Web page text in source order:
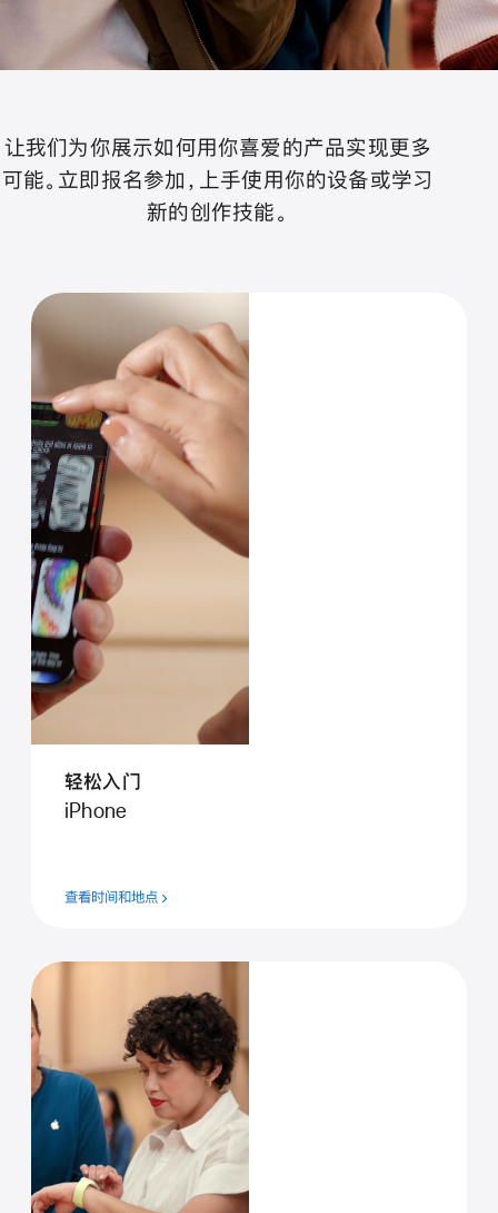
让我们为你展示如何用你喜爱的产品实现更多
可能。立即报名参加，上手使用你的设备或学习
新的创作技能。
轻松入门
iPhone
查看时间和地点